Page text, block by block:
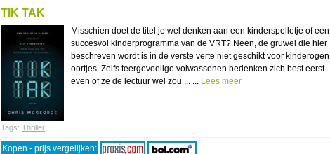
TIK TAK
Misschien doet de titel je wel denken aan een kinderspelletje of een
succesvol kinderprogramma van de VRT? Neen, de gruwel die hier
beschreven wordt is in de verste verte niet geschikt voor
oortjes. Zelfs teergevoelige volwassenen bedenken zich best eerst
even of ze de lectuur wel zou ... ... Lees meer
Tags: Thriller
Kopen - prijs vergelijken: